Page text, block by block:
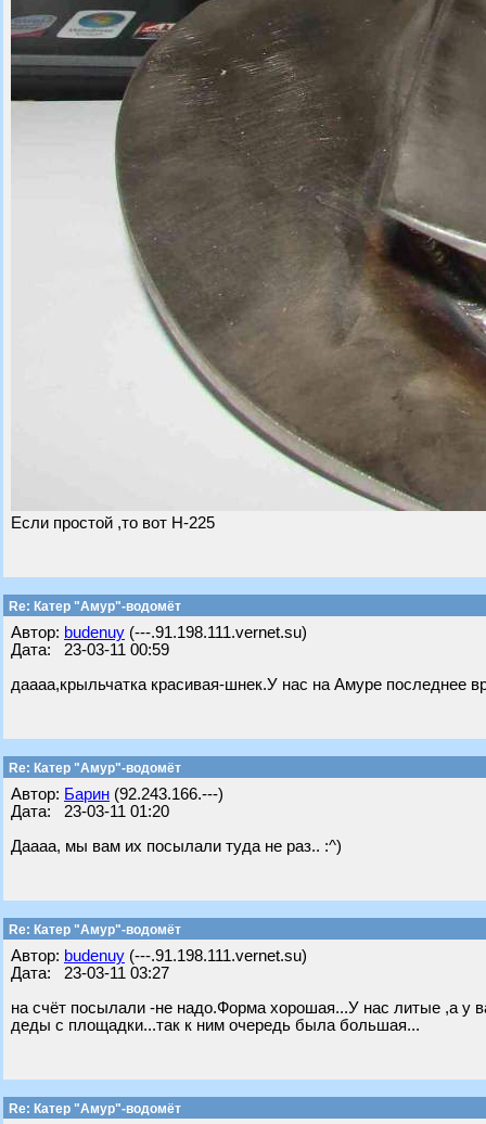
Если простой ,то вот Н-225
Re: Катер "Амур"-водомёт
Автор: budenuy (---.91.198.111.vernet.su)
Дата: 23-03-11 00:59
даааа,крыльчатка красивая-шнек.У нас на Амуре последнее
Re: Катер "Амур"-водомёт
Автор: Барин (92.243.166.---)
Дата: 23-03-11 01:20
Даааа, мы вам их посылали туда не раз.. :^)
Re: Катер "Амур"-водомёт
Автор: budenuy (---.91.198.111.vernet.su)
Дата: 23-03-11 03:27
на счёт посылали -не надо.Форма хорошая...У нас литые ,а у
деды с площадки...так к ним очередь была большая...
Re: Катер "Амур"-водомёт